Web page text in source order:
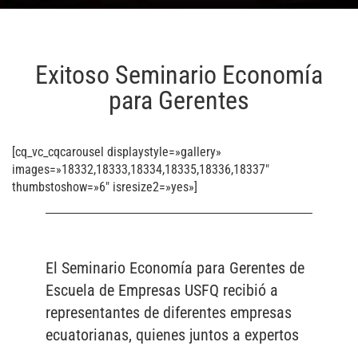
Exitoso Seminario Economía
para Gerentes
[cq_vc_cqcarousel displaystyle=»gallery»
images=»18332,18333,18334,18335,18336,18337″
thumbstoshow=»6″ isresize2=»yes»]
El Seminario Economía para Gerentes de
Escuela de Empresas USFQ recibió a
representantes de diferentes empresas
ecuatorianas, quienes juntos a expertos